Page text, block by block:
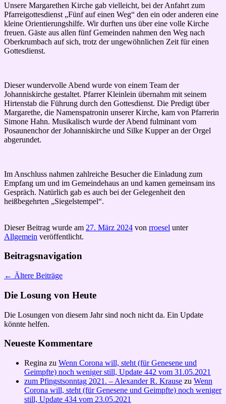
Unsere Margarethen Kirche gab vielleicht, bei der Anfahrt zum
Pfarreigottesdienst „Fünf auf einen Weg“ den ein oder anderen eine
kleine Orientierungshilfe. Wir durften uns über eine volle Kirche
freuen. Gäste aus allen fünf Gemeinden nahmen den Weg nach
Oberkrumbach auf sich, trotz der ungewöhnlichen Zeit für einen
Gottesdienst.
Dieser wundervolle Abend wurde von einem Team der
Johanniskirche gestaltet. Pfarrer Kleinlein übernahm mit seinem
Hirtenstab die Führung durch den Gottesdienst. Die Predigt über
Margarethe, die Namenspatronin unserer Kirche, kam von Pfarrerin
Simone Hahn. Musikalisch wurde der Abend fulminant vom
Posaunenchor der Johanniskirche und Silke Kupper an der Orgel
abgerundet.
Im Anschluss nahmen zahlreiche Besucher die Einladung zum
Empfang um und im Gemeindehaus an und kamen gemeinsam ins
Gespräch. Natürlich gab es auch bei der Gelegenheit den
heißbegehrten „Siegelstempel“.
Dieser Beitrag wurde am 27. März 2024 von rroesel unter
Allgemein veröffentlicht.
Beitragsnavigation
← Ältere Beiträge
Die Losung von Heute
Die Losungen von diesem Jahr sind noch nicht da. Ein Update
könnte helfen.
Neueste Kommentare
Regina zu Wenn Corona will, steht (für Genesene und
Geimpfte) noch weniger still, Update 442 vom 31.05.2021
zum Pfingstsonntag 2021. – Alexander R. Krause zu Wenn
Corona will, steht (für Genesene und Geimpfte) noch weniger
still, Update 434 vom 23.05.2021